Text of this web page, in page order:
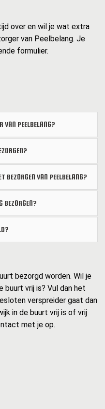
over en wil je wat extra
van Peelbelang. Je
formulier.
VAN PEELBELANG?
BEZORGEN VAN PEELBELANG?
BEZORGEN?
bezorgd worden. Wil je
buurt vrij is? Vul dan het
verspreider gaat dan
in de buurt vrij is of vrij
met je op.